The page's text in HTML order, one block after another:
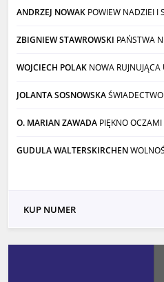
ANDRZEJ NOWAK POWIEW NADZIEI I
ZBIGNIEW STAWROWSKI PAŃSTWA
WOJCIECH POLAK NOWA RUJNUJĄCA
JOLANTA SOSNOWSKA
O. MARIAN ZAWADA PIĘKNO OCZAMI
GUDULA WALTERSKIRCHEN
KUP NUMER